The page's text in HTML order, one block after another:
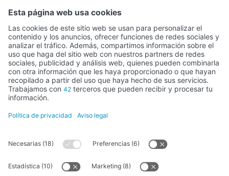
Actividad subvencionada por el Ministerio de Educación, Cultura y
Deporte
FUNDACIÓN SANTA MARÍA LA REAL DEL PATRIMONIO HISTÓRICO –
Avda. Ronda, 1-3. 34.800 Aguilar de Campoo (Palencia) | 979 125 000 –
tienda@santamarialareal.org